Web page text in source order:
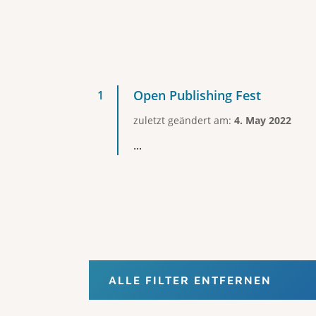
Open Publishing Fest
zuletzt geändert am: 4. May 2022
...
ALLE FILTER ENTFERNEN